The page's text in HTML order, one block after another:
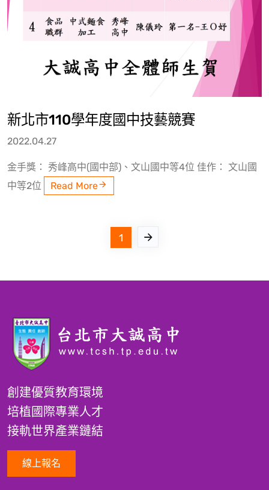
新北市110學年度國中技藝競賽
2022.04.27
金手獎： 秀峰高中(國中部)、文山國中等4位 佳作： 文山國
中等2位
Read More
1
創建優質教育環境
培植國際專業人才
接軌世界產業鏈結
線上報名